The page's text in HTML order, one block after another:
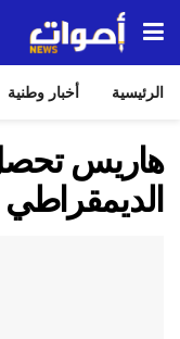
الرئيسية أخبار وطنية
هاريس